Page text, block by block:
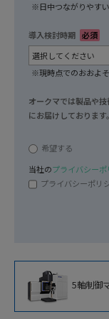
※日中つながりやす
導入検討時期 必須
※現時点でのおおよ
オークマでは製品や
にお届けしておりま
希望する
当社のプライバシーポ
プライバシーポリ
5軸制御